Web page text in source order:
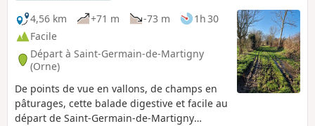
4,56 km
+71 m -73 m
1h 30
Facile
Départ à Saint-Germain-de-Martigny
(Orne)
De points de vue en vallons, de champs en
pâturages, cette balade digestive et facile au
départ de Saint-Germain-de-Martigny